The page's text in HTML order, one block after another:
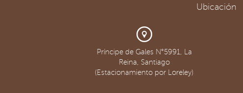
Ubicación
Príncipe de Gales N°5991, La
Reina, Santiago
(Estacionamiento por Loreley)